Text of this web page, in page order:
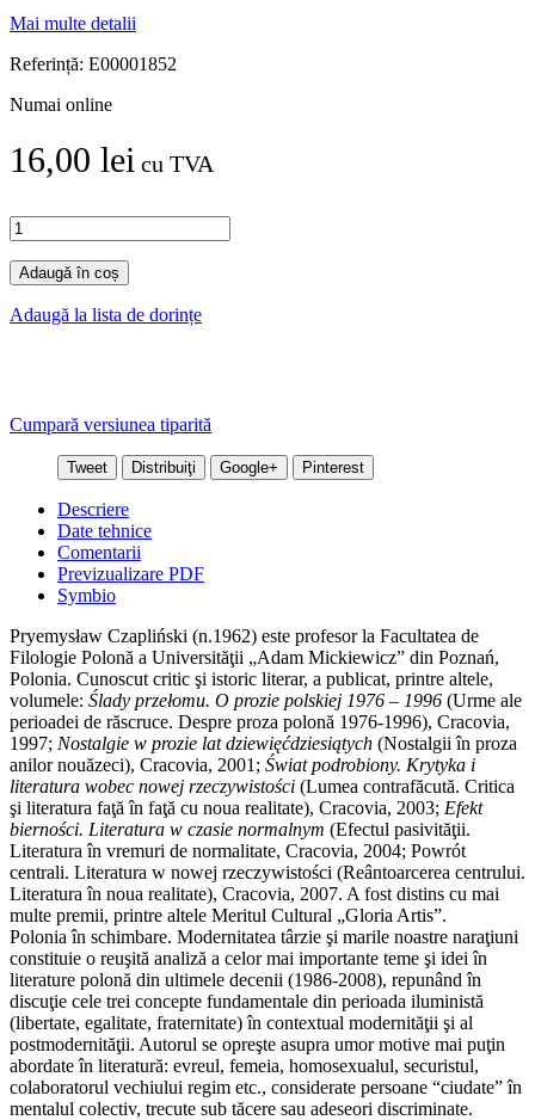
Mai multe detalii
Referință: E00001852
Numai online
16,00 lei cu TVA
Adaugă în coș
Adaugă la lista de dorințe
Cumpară versiunea tiparită
Tweet Distribuiţi Google+ Pinterest
Descriere
Date tehnice
Comentarii
Previzualizare PDF
Symbio
Pryemysław Czapliński (n.1962) este profesor la Facultatea de
Filologie Polonă a Universităţii „Adam Mickiewicz” din Poznań,
Polonia. Cunoscut critic şi istoric literar, a publicat, printre altele,
volumele: Ślady przełomu. O prozie polskiej 1976 – 1996 (Urme ale
perioadei de răscruce. Despre proza polonă 1976-1996), Cracovia,
1997; Nostalgie w prozie lat dziewięćdziesiątych (Nostalgii în proza
anilor nouăzeci), Cracovia, 2001; Świat podrobiony. Krytyka i
literatura wobec nowej rzeczywistości (Lumea contrafăcută. Critica
şi literatura faţă în faţă cu noua realitate), Cracovia, 2003; Efekt
bierności. Literatura w czasie normalnym (Efectul pasivităţii.
Literatura în vremuri de normalitate, Cracovia, 2004; Powrót
centrali. Literatura w nowej rzeczywistości (Reântoarcerea centrului.
Literatura în noua realitate), Cracovia, 2007. A fost distins cu mai
multe premii, printre altele Meritul Cultural „Gloria Artis”.
Polonia în schimbare. Modernitatea târzie şi marile noastre naraţiuni
constituie o reuşită analiză a celor mai importante teme şi idei în
literature polonă din ultimele decenii (1986-2008), repunând în
discuţie cele trei concepte fundamentale din perioada iluministă
(libertate, egalitate, fraternitate) în contextual modernităţii şi al
postmodernităţii. Autorul se opreşte asupra umor motive mai puţin
abordate în literatură: evreul, femeia, homosexualul, securistul,
colaboratorul vechiului regim etc., considerate persoane “ciudate” în
mentalul colectiv, trecute sub tăcere sau adeseori discriminate.